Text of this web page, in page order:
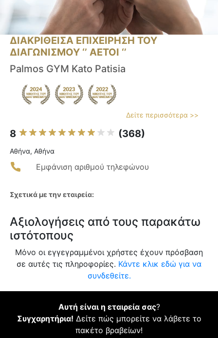
ΔΙΑΚΡΙΘΕΙΣΑ ΕΠΙΧΕΙΡΗΣΗ ΤΟΥ
ΔΙΑΓΩΝΙΣΜΟΥ ‘’ ΑΕΤΟΙ ‘’
Palmos GYM Kato Patisia
Δείτε περισσότερα >>
8 (368)
Αθήνα, Αθήνα
Εμφάνιση αριθμού τηλεφώνου
Σχετικά με την εταιρεία:
Αξιολογήσεις από τους παρακάτω
ιστότοπους
Μόνο οι εγγεγραμμένοι χρήστες έχουν πρόσβαση
σε αυτές τις πληροφορίες. Κάντε κλικ εδώ για να
συνδεθείτε.
Αυτή είναι η εταιρεία σας?
Συγχαρητήρια! Δείτε πώς μπορείτε να λάβετε το
πακέτο βραβείων!